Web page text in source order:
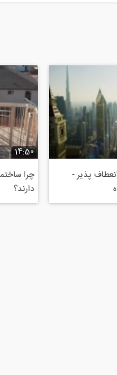
پذیر -
14:50
چرا
دارند؟